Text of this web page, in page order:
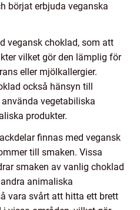
börjat erbjuda veganska
vegansk choklad, som att
vilket gör den lämplig för
eller mjölkallergier.
också hänsyn till
vegetabiliska
produkter.
finnas med vegansk
till smaken. Vissa
smaken av vanlig choklad
animaliska
vara svårt att hitta ett brett